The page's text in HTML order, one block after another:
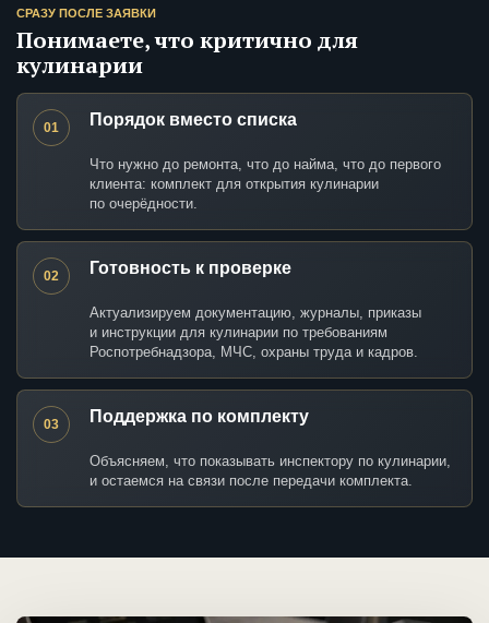
СРАЗУ ПОСЛЕ ЗАЯВКИ
Понимаете, что критично для
кулинарии
01 Порядок вместо списка
Что нужно до ремонта, что до найма, что до первого
клиента: комплект для открытия кулинарии
по очерёдности.
02 Готовность к проверке
Актуализируем документацию, журналы, приказы
и инструкции для кулинарии по требованиям
Роспотребнадзора, МЧС, охраны труда и кадров.
03 Поддержка по комплекту
Объясняем, что показывать инспектору по кулинарии,
и остаемся на связи после передачи комплекта.